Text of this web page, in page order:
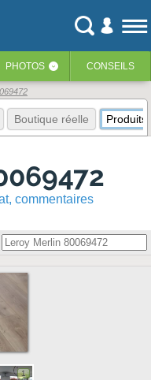
PHOTOS ‹ CONSEILS
Boutique réelle Produits
commentaires
1